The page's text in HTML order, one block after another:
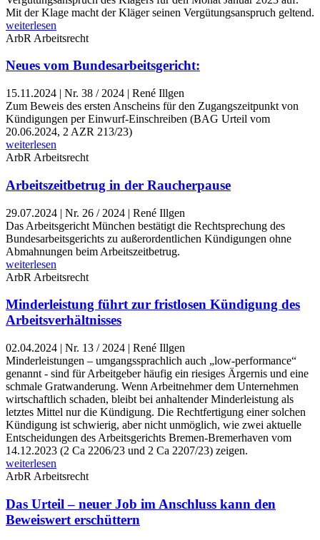
Mit der Klage macht der Kläger seinen Vergütungsanspruch geltend.
weiterlesen
ArbR Arbeitsrecht
Neues vom Bundesarbeitsgericht:
15.11.2024 | Nr. 38 / 2024 | René Illgen
Zum Beweis des ersten Anscheins für den Zugangszeitpunkt von
Kündigungen per Einwurf-Einschreiben (BAG Urteil vom
20.06.2024, 2 AZR 213/23)
weiterlesen
ArbR Arbeitsrecht
Arbeitszeitbetrug in der Raucherpause
29.07.2024 | Nr. 26 / 2024 | René Illgen
Das Arbeitsgericht München bestätigt die Rechtsprechung des
Bundesarbeitsgerichts zu außerordentlichen Kündigungen ohne
Abmahnungen beim Arbeitszeitbetrug.
weiterlesen
ArbR Arbeitsrecht
Minderleistung führt zur fristlosen Kündigung des
Arbeitsverhältnisses
02.04.2024 | Nr. 13 / 2024 | René Illgen
Minderleistungen – umgangssprachlich auch „low-performance“
genannt - sind für Arbeitgeber häufig ein riesiges Ärgernis und eine
schmale Gratwanderung. Wenn Arbeitnehmer dem Unternehmen
wirtschaftlich schaden, bleibt bei anhaltender Minderleistung als
letztes Mittel nur die Kündigung. Die Rechtfertigung einer solchen
Kündigung ist schwierig, aber nicht unmöglich, wie zwei aktuelle
Entscheidungen des Arbeitsgerichts Bremen-Bremerhaven vom
14.12.2023 (2 Ca 2206/23 und 2 Ca 2207/23) zeigen.
weiterlesen
ArbR Arbeitsrecht
Das Urteil – neuer Job im Anschluss kann den
Beweiswert erschüttern